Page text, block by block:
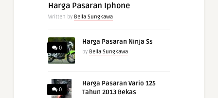
Harga Pasaran Iphone
Written by Bella Sungkawa
0
Harga Pasaran Ninja Ss
by Bella Sungkawa
0
Harga Pasaran Vario 125
Tahun 2013 Bekas